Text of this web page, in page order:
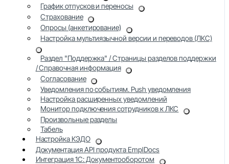
График отпусков и переносы
Страхование
Опросы (анкетирование)
Настройка мультиязычной версии и переводов (ЛКС)
Раздел "Поддержка" / Страницы разделов поддержки
/ Справочная информация
Согласование
Уведомления по событиям. Push уведомления
Настройка расширенных уведомлений
Монитор подключения сотрудников к ЛКС
Произвольные разделы
Табель
Настройка КЭДО
Документация API продукта EmplDocs
Интеграция 1С: Документооборотом